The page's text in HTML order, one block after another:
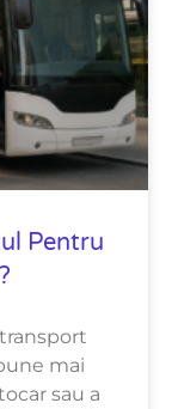
Pentru
mai
sau a